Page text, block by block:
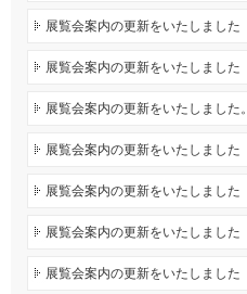
展覧会案内の更新をいたしました
展覧会案内の更新をいたしました
展覧会案内の更新をいたしました。
展覧会案内の更新をいたしました
展覧会案内の更新をいたしました
展覧会案内の更新をいたしました
展覧会案内の更新をいたしました